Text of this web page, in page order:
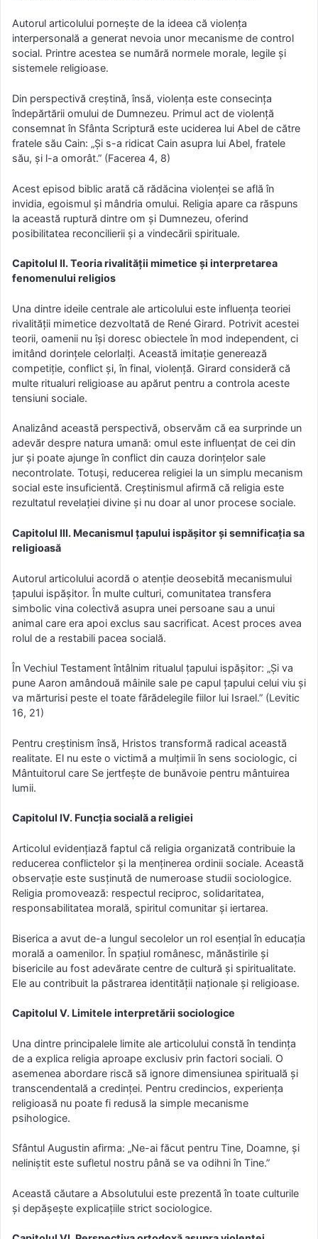
Autorul articolului pornește de la ideea că violența
interpersonală a generat nevoia unor mecanisme de control
social. Printre acestea se numără normele morale, legile și
sistemele religioase.
Din perspectivă creștină, însă, violența este consecința
îndepărtării omului de Dumnezeu. Primul act de violență
consemnat în Sfânta Scriptură este uciderea lui Abel de către
fratele său Cain: „Și s-a ridicat Cain asupra lui Abel, fratele
său, și l-a omorât.” (Facerea 4, 8)
Acest episod biblic arată că rădăcina violenței se află în
invidia, egoismul și mândria omului. Religia apare ca răspuns
la această ruptură dintre om și Dumnezeu, oferind
posibilitatea reconcilierii și a vindecării spirituale.
Capitolul II. Teoria rivalității mimetice și interpretarea
fenomenului religios
Una dintre ideile centrale ale articolului este influența teoriei
rivalității mimetice dezvoltată de René Girard. Potrivit acestei
teorii, oamenii nu își doresc obiectele în mod independent, ci
imitând dorințele celorlalți. Această imitație generează
competiție, conflict și, în final, violență. Girard consideră că
multe ritualuri religioase au apărut pentru a controla aceste
tensiuni sociale.
Analizând această perspectivă, observăm că ea surprinde un
adevăr despre natura umană: omul este influențat de cei din
jur și poate ajunge în conflict din cauza dorințelor sale
necontrolate. Totuși, reducerea religiei la un simplu mecanism
social este insuficientă. Creștinismul afirmă că religia este
rezultatul revelației divine și nu doar al unor procese sociale.
Capitolul III. Mecanismul țapului ispășitor și semnificația sa
religioasă
Autorul articolului acordă o atenție deosebită mecanismului
țapului ispășitor. În multe culturi, comunitatea transfera
simbolic vina colectivă asupra unei persoane sau a unui
animal care era apoi exclus sau sacrificat. Acest proces avea
rolul de a restabili pacea socială.
În Vechiul Testament întâlnim ritualul țapului ispășitor: „Și va
pune Aaron amândouă mâinile sale pe capul țapului celui viu și
va mărturisi peste el toate fărădelegile fiilor lui Israel.” (Levitic
16, 21)
Pentru creștinism însă, Hristos transformă radical această
realitate. El nu este o victimă a mulțimii în sens sociologic, ci
Mântuitorul care Se jertfește de bunăvoie pentru mântuirea
lumii.
Capitolul IV. Funcția socială a religiei
Articolul evidențiază faptul că religia organizată contribuie la
reducerea conflictelor și la menținerea ordinii sociale. Această
observație este susținută de numeroase studii sociologice.
Religia promovează: respectul reciproc, solidaritatea,
responsabilitatea morală, spiritul comunitar și iertarea.
Biserica a avut de-a lungul secolelor un rol esențial în educația
morală a oamenilor. În spațiul românesc, mănăstirile și
bisericile au fost adevărate centre de cultură și spiritualitate.
Ele au contribuit la păstrarea identității naționale și religioase.
Capitolul V. Limitele interpretării sociologice
Una dintre principalele limite ale articolului constă în tendința
de a explica religia aproape exclusiv prin factori sociali. O
asemenea abordare riscă să ignore dimensiunea spirituală și
transcendentală a credinței. Pentru credincios, experiența
religioasă nu poate fi redusă la simple mecanisme
psihologice.
Sfântul Augustin afirma: „Ne-ai făcut pentru Tine, Doamne, și
neliniștit este sufletul nostru până se va odihni în Tine.”
Această căutare a Absolutului este prezentă în toate culturile
și depășește explicațiile strict sociologice.